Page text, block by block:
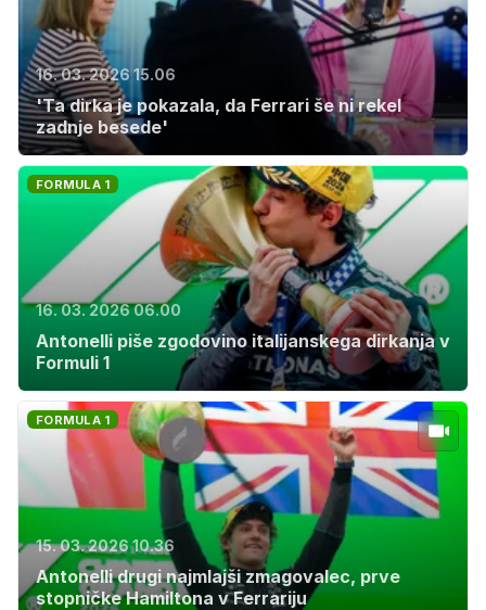
16. 03. 2026 15.06
'Ta dirka je pokazala, da Ferrari še ni rekel
zadnje besede'
FORMULA 1
16. 03. 2026 06.00
Antonelli piše zgodovino italijanskega dirkanja v
Formuli 1
FORMULA 1
15. 03. 2026 10.36
Antonelli drugi najmlajši zmagovalec, prve
stopničke Hamiltona v Ferrariju